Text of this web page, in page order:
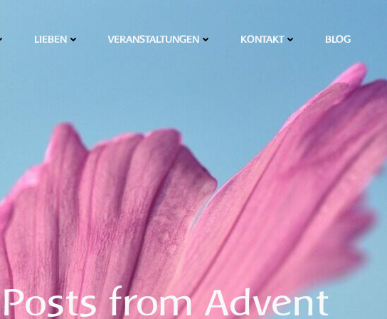
LIEBEN VERANSTALTUNGEN KONTAKT BLOG
Posts from Advent